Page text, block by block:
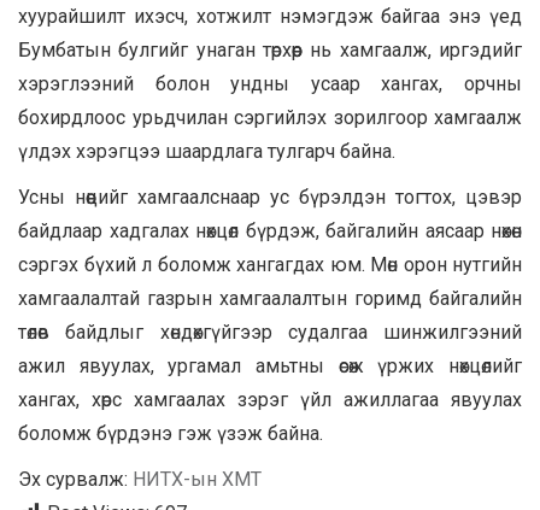
хуурайшилт ихэсч, хотжилт нэмэгдэж байгаа энэ үед
Бумбатын булгийг унаган төрхөөр нь хамгаалж, иргэдийг
хэрэглээний болон ундны усаар хангах, орчны
бохирдлоос урьдчилан сэргийлэх зорилгоор хамгаалж
үлдэх хэрэгцээ шаардлага тулгарч байна.
Усны нөөцийг хамгаалснаар ус бүрэлдэн тогтох, цэвэр
байдлаар хадгалах нөхцөл бүрдэж, байгалийн аясаар нөхөн
сэргэх бүхий л боломж хангагдах юм. Мөн орон нутгийн
хамгаалалтай газрын хамгаалалтын горимд байгалийн
төлөв байдлыг хөндөхгүйгээр судалгаа шинжилгээний
ажил явуулах, ургамал амьтны өсөж үржих нөхцөлийг
хангах, хөрс хамгаалах зэрэг үйл ажиллагаа явуулах
боломж бүрдэнэ гэж үзэж байна.
Эх сурвалж: НИТХ-ын ХМТ